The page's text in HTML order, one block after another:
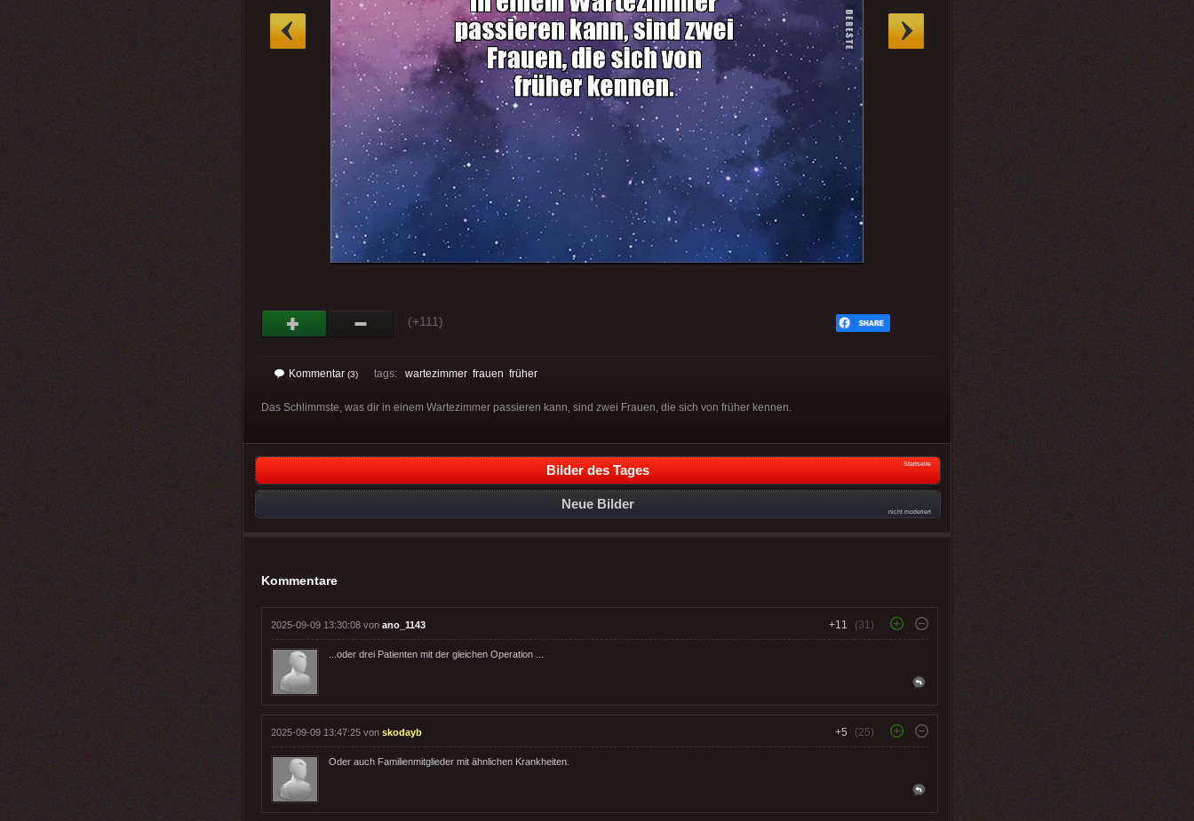
(+111)
Kommentar (3) tags: wartezimmer frauen früher
Das Schlimmste, was dir in einem Wartezimmer passieren kann, sind zwei Frauen, die sich von früher kennen.
Bilder des Tages Startseite
Neue Bilder
nicht moderiert
Kommentare
2025-09-09 13:30:08 von ano_1143 +11 (31)
...oder drei Patienten mit der gleichen Operation ...
2025-09-09 13:47:25 von skodayb +5 (25)
Oder auch Familienmitglieder mit ähnlichen Krankheiten.